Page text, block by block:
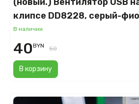
(новый.) Вентилятор USB
клипсе DD8228, серый-
В наличии
В корзину
40BYN 50